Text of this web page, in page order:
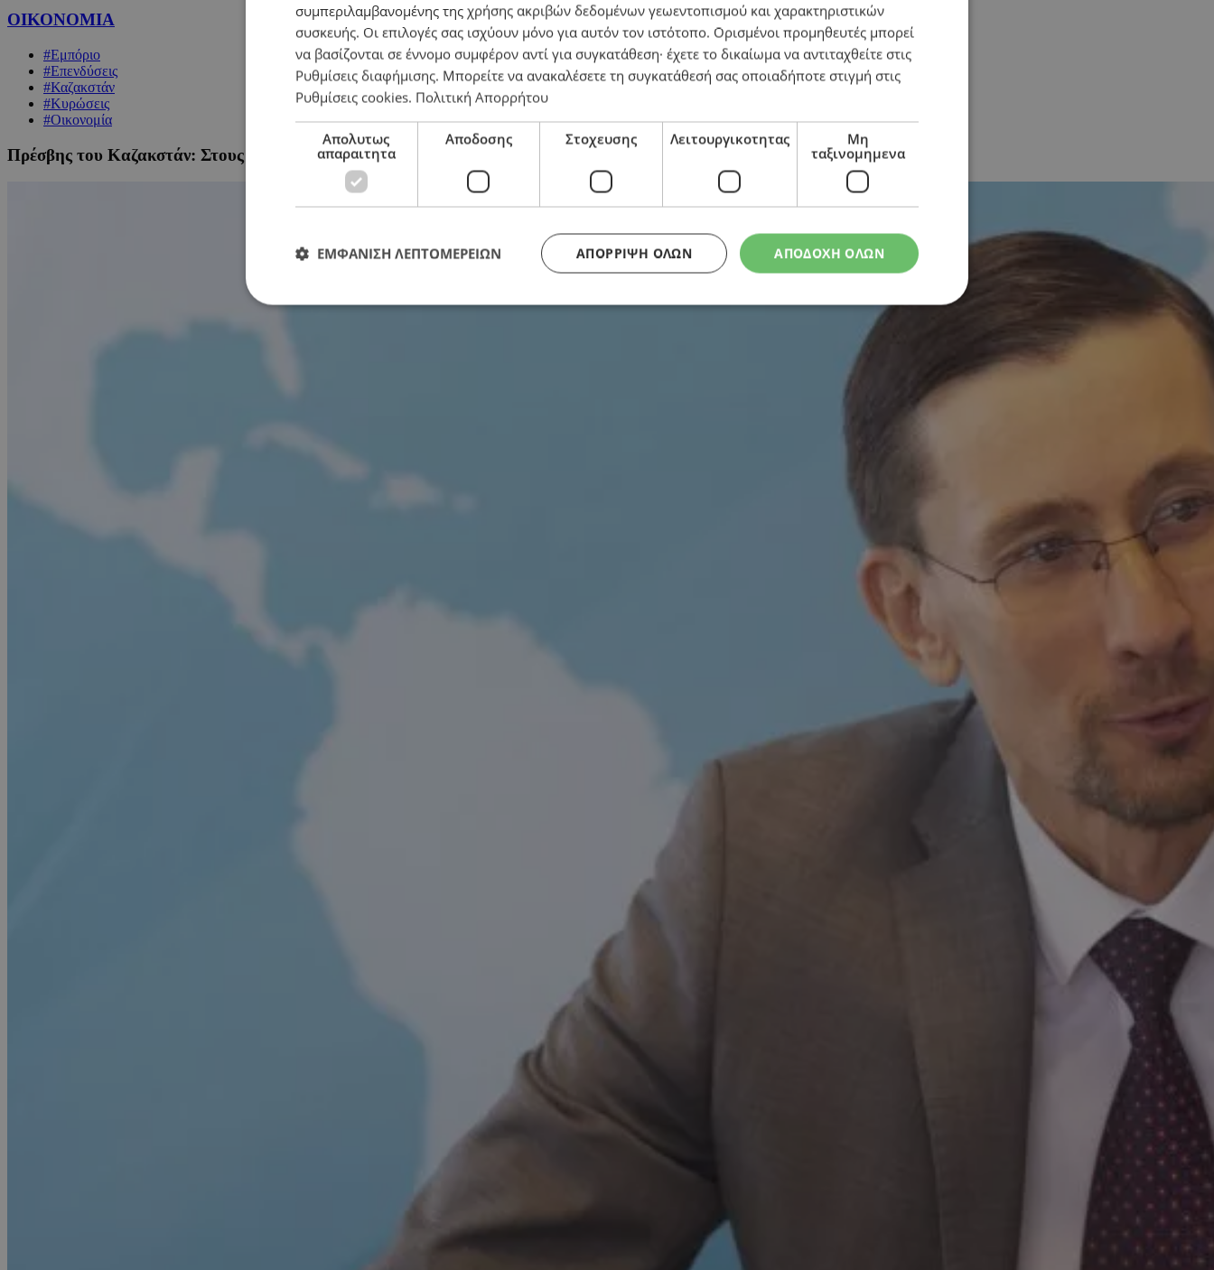
ΟΙΚΟΝΟΜΙΑ
#Εμπόριο
#Επενδύσεις
#Καζακστάν
#Κυρώσεις
#Οικονομία
Πρέσβης του Καζακστάν: Στους κορυφαίους επενδυτές μας η Κυπριακή Δημοκρατία
συμπεριλαμβανομένης της χρήσης ακριβών δεδομένων γεωεντοπισμού και χαρακτηριστικών
συσκευής. Οι επιλογές σας ισχύουν μόνο για αυτόν τον ιστότοπο. Ορισμένοι προμηθευτές μπορεί
να βασίζονται σε έννομο συμφέρον αντί για συγκατάθεση· έχετε το δικαίωμα να αντιταχθείτε στις
Ρυθμίσεις διαφήμισης. Μπορείτε να ανακαλέσετε τη συγκατάθεσή σας οποιαδήποτε στιγμή στις
Ρυθμίσεις cookies. Πολιτική Απορρήτου
Απολυτως
απαραιτητα
Αποδοσης Στοχευσης Λειτουργικοτητας
Μη
ταξινομημενα
ΑΠΟΔΟΧΗ ΟΛΩΝ
ΑΠΌΡΡΙΨΗ ΌΛΩΝ
ΕΜΦΑΝΙΣΗ ΛΕΠΤΟΜΕΡΕΙΩΝ